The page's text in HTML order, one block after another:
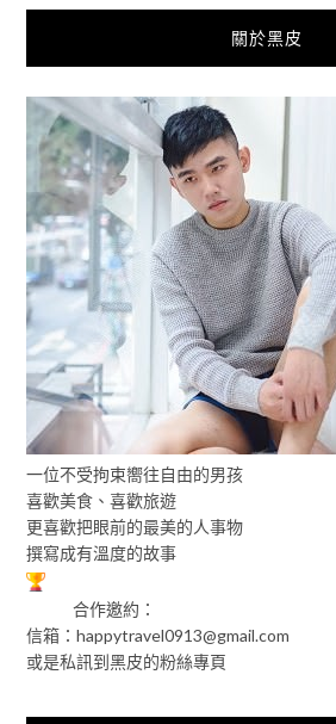
關於黑皮
一位不受拘束嚮往自由的男孩
喜歡美食、喜歡旅遊
更喜歡把眼前的最美的人事物
撰寫成有溫度的故事
合作邀約：
信箱：happytravel0913@gmail.com
或是私訊到黑皮的粉絲專頁